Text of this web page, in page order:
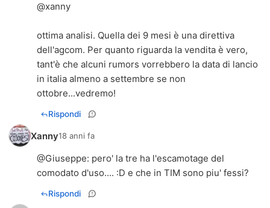
@xanny
ottima analisi. Quella dei 9 mesi è una direttiva
dell'agcom. Per quanto riguarda la vendita è vero,
tant'è che alcuni rumors vorrebbero la data di lancio
in italia almeno a settembre se non
ottobre...vedremo!
Rispondi
Xanny18 anni fa
@Giuseppe: pero' la tre ha l'escamotage del
comodato d'uso.... :D e che in TIM sono piu' fessi?
Rispondi